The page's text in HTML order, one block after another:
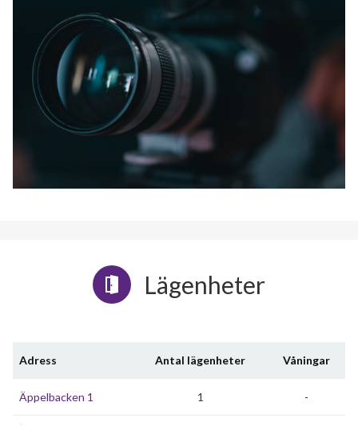
Lägenheter
Adress Antal lägenheter Våningar
Äppelbacken 1 1 -